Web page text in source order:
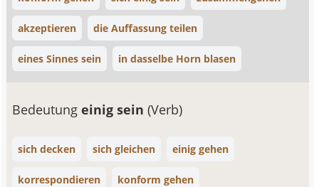
akzeptieren die Auffassung teilen
eines Sinnes sein in dasselbe Horn blasen
Bedeutungeinig sein(Verb)
sich decken sich gleichen einig gehen
korrespondieren konform gehen